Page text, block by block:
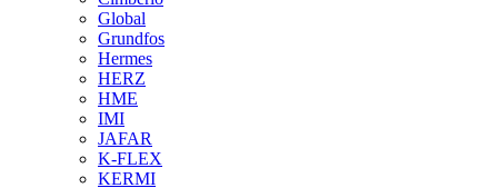
Global
Grundfos
Hermes
HERZ
HME
IMI
JAFAR
K-FLEX
KERMI